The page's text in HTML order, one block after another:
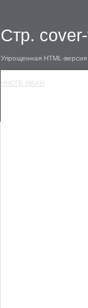
Стр.
Упрощенная HTML-версия
ННСГБ НААН